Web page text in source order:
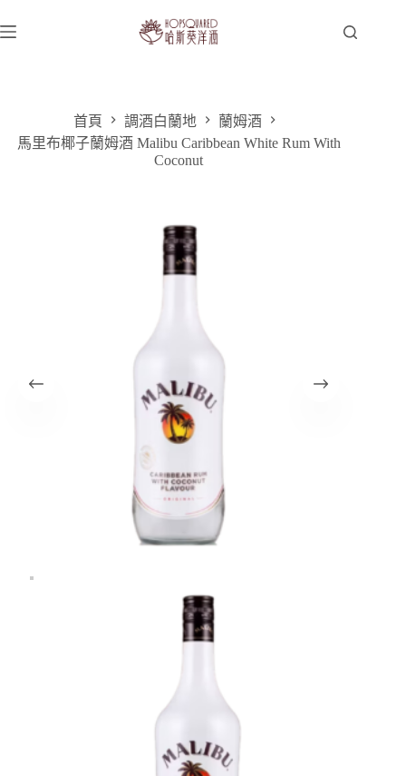
至
首頁 調酒白蘭地
蘭姆酒
馬里布椰子蘭姆酒 Malibu Caribbean White Rum With
Coconut